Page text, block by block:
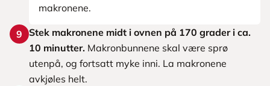
makronene.
9 Stek makronene midt i ovnen på 170 grader i ca.
10 minutter. Makronbunnene skal være sprø
utenpå, og fortsatt myke inni. La makronene
avkjøles helt.